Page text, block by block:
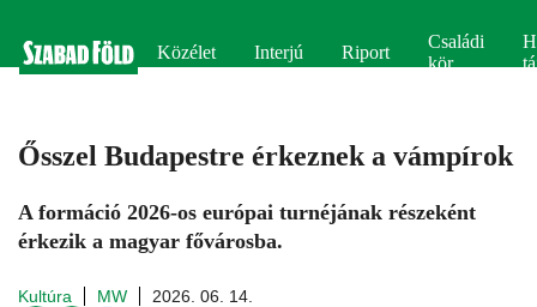
Közélet Interjú Riport
Családi
kör
Ősszel Budapestre érkeznek a vámpírok
A formáció 2026-os európai turnéjának részeként
érkezik a magyar fővárosba.
Kultúra MW 2026. 06. 14.